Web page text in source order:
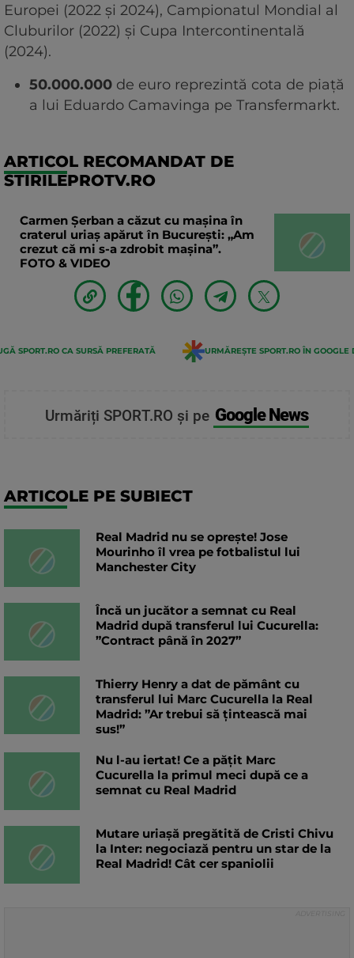
Europei (2022 și 2024), Campionatul Mondial al
Cluburilor (2022) și Cupa Intercontinentală
(2024).
50.000.000 de euro reprezintă cota de piață
a lui Eduardo Camavinga pe Transfermarkt.
ARTICOL RECOMANDAT DE
STIRILEPROTV.RO
Carmen Șerban a căzut cu mașina în
craterul uriaș apărut în București: „Am
crezut că mi s-a zdrobit mașina”.
FOTO & VIDEO
SPORT.RO CA SURSĂ PREFERATĂ URMĂREȘTE SPORT.RO ÎN GOOGLE
Urmăriți SPORT.RO și pe Google News
ARTICOLE PE SUBIECT
Real Madrid nu se oprește! Jose
Mourinho îl vrea pe fotbalistul lui
Manchester City
Încă un jucător a semnat cu Real
Madrid după transferul lui Cucurella:
”Contract până în 2027”
Thierry Henry a dat de pământ cu
transferul lui Marc Cucurella la Real
Madrid: ”Ar trebui să țintească mai
sus!”
Nu l-au iertat! Ce a pățit Marc
Cucurella la primul meci după ce a
semnat cu Real Madrid
Mutare uriașă pregătită de Cristi Chivu
la Inter: negociază pentru un star de la
Real Madrid! Cât cer spaniolii